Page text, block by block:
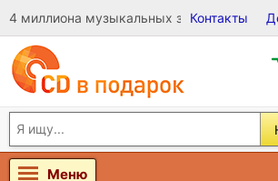
4 миллиона музыкальных записей на
Контакты
Меню